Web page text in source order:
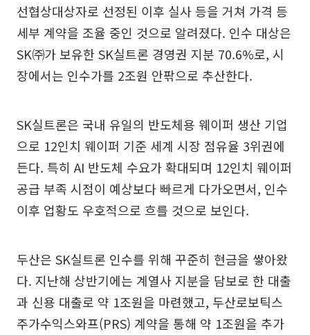
선협상대상자로 선정된 이후 실사 등을 거쳐 가격 등
세부 계약을 조율 중인 것으로 알려졌다. 인수 대상은
SK㈜가 보유한 SK실트론 경영권 지분 70.6%로, 시
장에서는 인수가를 2조원 안팎으로 추산한다.
SK실트론은 국내 유일의 반도체용 웨이퍼 생산 기업
으로 12인치 웨이퍼 기준 세계 시장 점유율 3위권에
든다. 특히 AI 반도체 수요가 확대되며 12인치 웨이퍼
공급 부족 시점이 예상보다 빠르게 다가오면서, 인수
이후 업황도 우호적으로 흐를 것으로 보인다.
두산은 SK실트론 인수를 위해 꾸준히 현금을 쌓아왔
다. 지난해 상반기에는 계열사 지분을 담보로 한 대출
과 신용 대출로 약 1조원을 마련했고, 두산로보틱스
주가수익스와프(PRS) 계약을 통해 약 1조원을 추가